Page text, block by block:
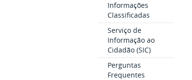
Informações
Classificadas
Serviço de
Informação ao
Cidadão (SIC)
Perguntas
Frequentes